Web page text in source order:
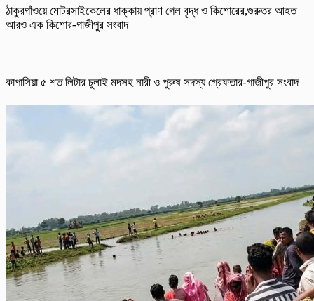
ঠাকুরগাঁওয়ে মোটরসাইকেলের ধাক্কায় প্রাণ গেল বৃদ্ধ ও কিশোরের,গুরুতর আহত
আরও এক কিশোর-গাজীপুর সংবাদ
কাপাসিয়া ৫ শত লিটার চুলাই মদসহ নারী ও পুরুষ সদস্য গ্রেফতার-গাজীপুর সংবাদ